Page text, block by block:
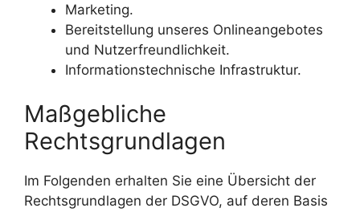
Marketing.
Bereitstellung unseres Onlineangebotes
und Nutzerfreundlichkeit.
Informationstechnische Infrastruktur.
Maßgebliche
Rechtsgrundlagen
Im Folgenden erhalten Sie eine Übersicht der
Rechtsgrundlagen der DSGVO, auf deren Basis